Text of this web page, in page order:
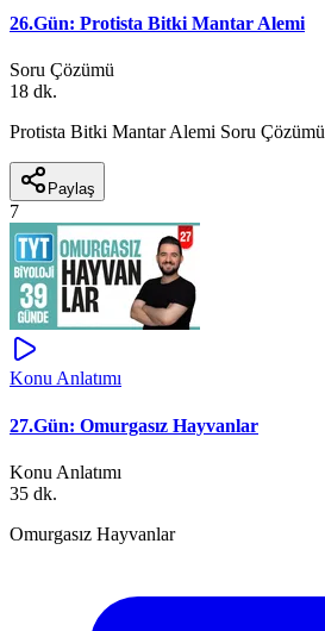
26.Gün: Protista Bitki Mantar Alemi
Soru Çözümü
18 dk.
Protista Bitki Mantar Alemi Soru Çözümü
Paylaş
7
Konu Anlatımı
27.Gün: Omurgasız Hayvanlar
Konu Anlatımı
35 dk.
Omurgasız Hayvanlar